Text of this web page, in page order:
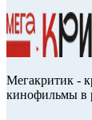
Мегакритик -
кинофильмы в